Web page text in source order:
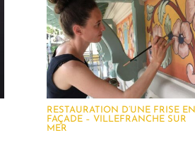
RESTAURATION D’UNE FRISE EN
FAÇADE – VILLEFRANCHE SUR
MER